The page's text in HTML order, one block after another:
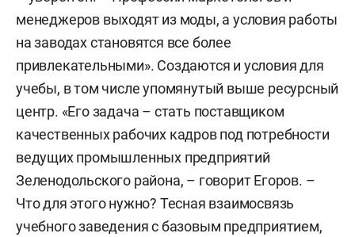
менеджеров выходят из моды, а условия работы
на заводах становятся все более
привлекательными». Создаются и условия для
учебы, в том числе упомянутый выше ресурсный
центр. «Его задача – стать поставщиком
качественных рабочих кадров под потребности
ведущих промышленных предприятий
Зеленодольского района, – говорит Егоров. –
Что для этого нужно? Тесная взаимосвязь
учебного заведения с базовым предприятием,